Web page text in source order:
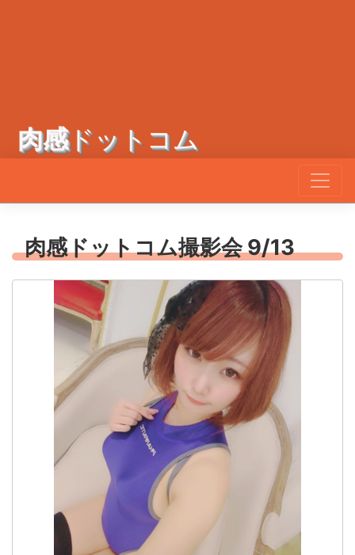
肉感ドットコム
肉感ドットコム撮影会 9/13